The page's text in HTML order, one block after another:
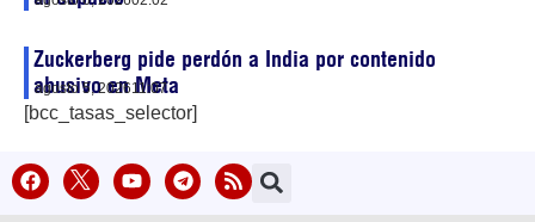
Zuckerberg pide perdón a India por contenido
abusivo en Meta
agosto 5, 202611:07
[bcc_tasas_selector]